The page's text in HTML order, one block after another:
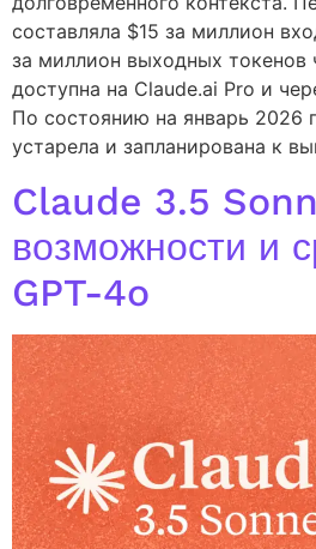
составляла $15 за миллион
за миллион выходных токенов
доступна на Claude.ai Pro и
По состоянию на январь 2026
устарела и запланирована к
Claude 3.5
возможности и
GPT-4o